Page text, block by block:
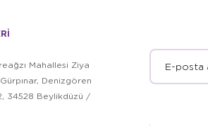
Mahallesi Ziya
Denizgören
34528 Beylikdüzü /